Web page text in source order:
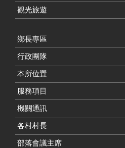
觀光旅遊
鄉長專區
行政團隊
本所位置
服務項目
機關通訊
各村村長
部落會議主席